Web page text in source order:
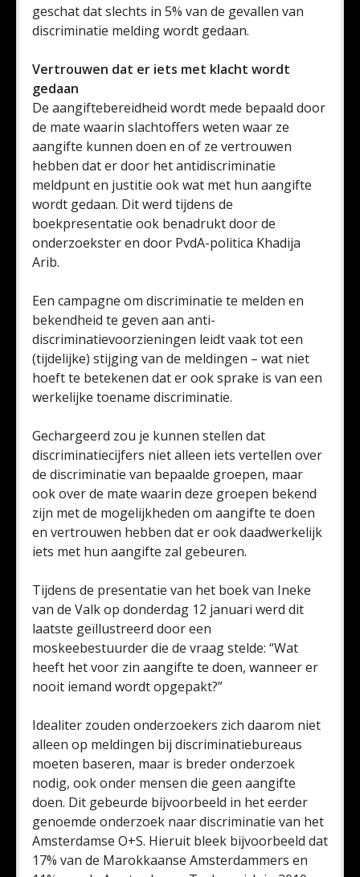
geschat dat slechts in 5% van de gevallen van
discriminatie melding wordt gedaan.
Vertrouwen dat er iets met klacht wordt
gedaan
De aangiftebereidheid wordt mede bepaald door
de mate waarin slachtoffers weten waar ze
aangifte kunnen doen en of ze vertrouwen
hebben dat er door het antidiscriminatie
meldpunt en justitie ook wat met hun aangifte
wordt gedaan. Dit werd tijdens de
boekpresentatie ook benadrukt door de
onderzoekster en door PvdA-politica Khadija
Arib.
Een campagne om discriminatie te melden en
bekendheid te geven aan anti-
discriminatievoorzieningen leidt vaak tot een
(tijdelijke) stijging van de meldingen – wat niet
hoeft te betekenen dat er ook sprake is van een
werkelijke toename discriminatie.
Gechargeerd zou je kunnen stellen dat
discriminatiecijfers niet alleen iets vertellen over
de discriminatie van bepaalde groepen, maar
ook over de mate waarin deze groepen bekend
zijn met de mogelijkheden om aangifte te doen
en vertrouwen hebben dat er ook daadwerkelijk
iets met hun aangifte zal gebeuren.
Tijdens de presentatie van het boek van Ineke
van de Valk op donderdag 12 januari werd dit
laatste geïllustreerd door een
moskeebestuurder die de vraag stelde: “Wat
heeft het voor zin aangifte te doen, wanneer er
nooit iemand wordt opgepakt?”
Idealiter zouden onderzoekers zich daarom niet
alleen op meldingen bij discriminatiebureaus
moeten baseren, maar is breder onderzoek
nodig, ook onder mensen die geen aangifte
doen. Dit gebeurde bijvoorbeeld in het eerder
genoemde onderzoek naar discriminatie van het
Amsterdamse O+S. Hieruit bleek bijvoorbeeld dat
17% van de Marokkaanse Amsterdammers en